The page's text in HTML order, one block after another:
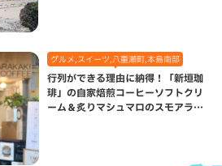
グルメ,スイーツ,八重瀬町,本島南部
行列ができる理由に納得！「新垣珈
琲」の自家焙煎コーヒーソフトクリ
ーム＆炙りマシュマロのスモアラテ